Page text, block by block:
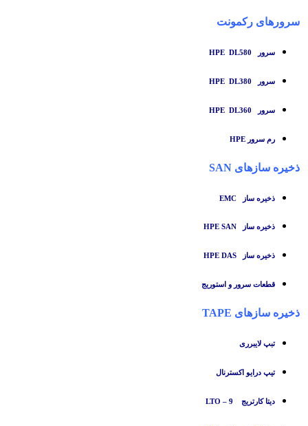
سرورهای رکمونت
سرور HPE DL580
سرور HPE DL380
سرور HPE DL360
رم سرور HPE
ذخیره سازهای SAN
ذخیره ساز
ذخیره ساز HPE SAN
ذخیره ساز HPE DAS
قطعات سرور و استوریج
ذخیره سازهای TAPE
تبپ لایبرری
تیپ درایو اکسترنال
دیتا کارتریج LTO – 9